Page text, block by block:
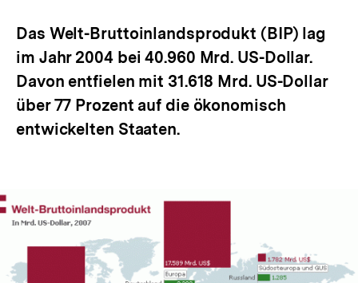
Das Welt-Bruttoinlandsprodukt (BIP) lag
im Jahr 2004 bei 40.960 Mrd. US-Dollar.
Davon entfielen mit 31.618 Mrd. US-Dollar
über 77 Prozent auf die ökonomisch
entwickelten Staaten.